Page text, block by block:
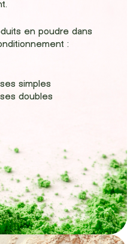
en poudre dans
:
simples
doubles